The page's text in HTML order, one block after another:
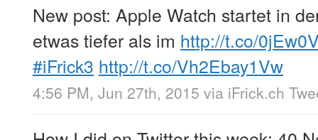
New post: Apple Watch startet in
etwas tiefer als im http://t.co/
#iFrick3 http://t.co/Vh2Ebay1Vw
4:56 PM, Jun 27th, 2015 via iFrick.ch